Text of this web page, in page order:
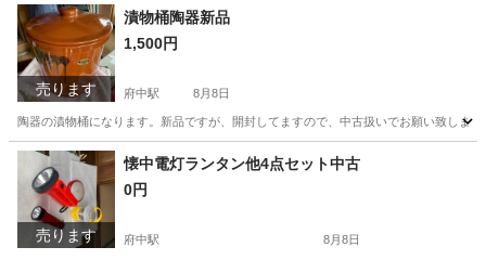
広島 府中市 府中駅 マリンスポーツ
売ります
漬物桶陶器新品
1,500円
府中駅 8月8日
陶器の漬物桶になります。新品ですが、開封してますので、中古扱いでお願い致します
広島 府中市 府中駅 調理器具
売ります
懐中電灯ランタン他4点セット中古
0円
府中駅 8月8日